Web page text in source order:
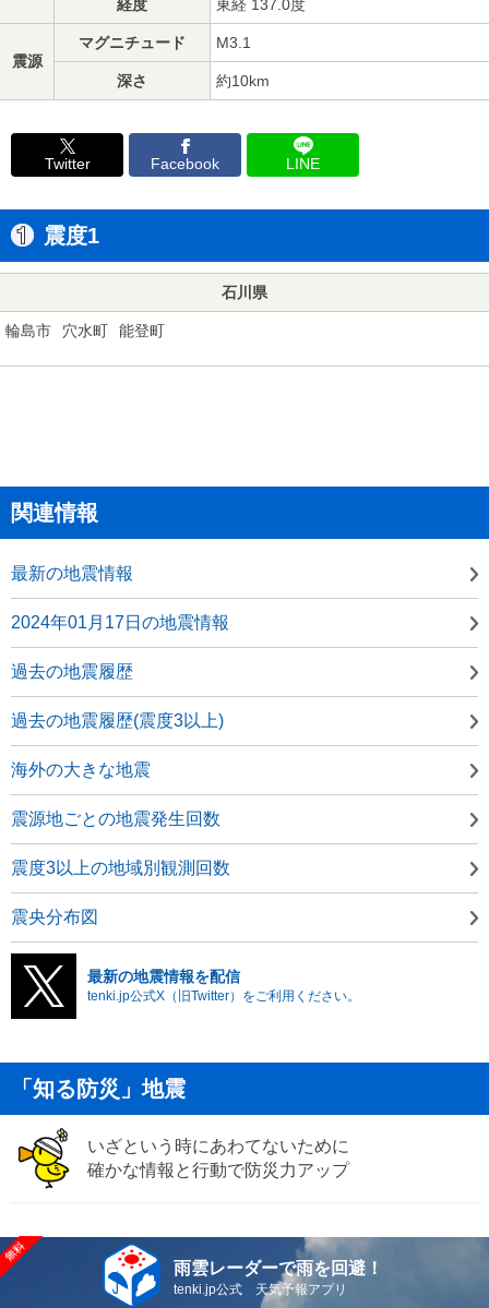
経度 東経 137.0度
震源
マグニチュード M3.1
深さ 約10km
Twitter Facebook LINE
震度1
石川県
輪島市 穴水町 能登町
関連情報
最新の地震情報
2024年01月17日の地震情報
過去の地震履歴
過去の地震履歴(震度3以上)
海外の大きな地震
震源地ごとの地震発生回数
震度3以上の地域別観測回数
震央分布図
最新の地震情報を配信
tenki.jp公式X（旧Twitter）をご利用ください。
「知る防災」地震
いざという時にあわてないために
確かな情報と行動で防災力アップ
雨雲レーダーで雨を回避！
tenki.jp公式 天気予報アプリ